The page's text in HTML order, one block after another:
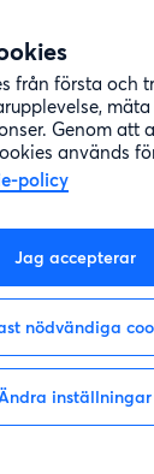
från första och
Genom att
används
policy
Jag accepterar
nödvändiga
inställningar
Gå till sök